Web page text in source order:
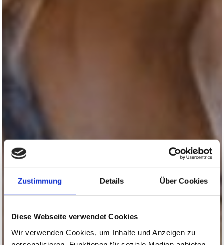
Zustimmung Details Über Cookies
Diese Webseite verwendet Cookies
Wir verwenden Cookies, um Inhalte und Anzeigen zu